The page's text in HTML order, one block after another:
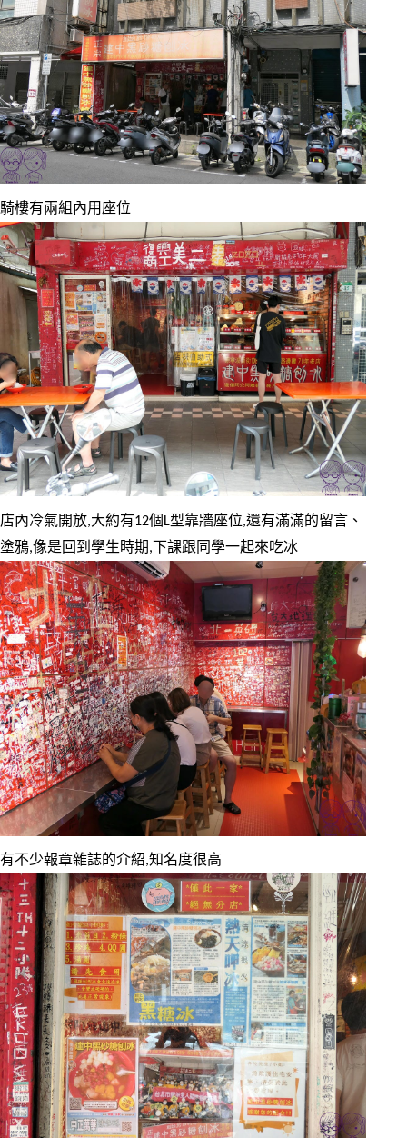
騎樓有兩組內用座位
店內冷氣開放,大約有12個L型靠牆座位,還有滿滿的留言、
塗鴉,像是回到學生時期,下課跟同學一起來吃冰
有不少報章雜誌的介紹,知名度很高